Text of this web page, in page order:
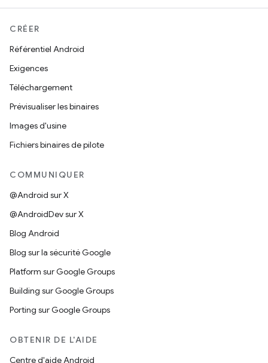
CRÉER
Référentiel Android
Exigences
Téléchargement
Prévisualiser les binaires
Images d'usine
Fichiers binaires de pilote
COMMUNIQUER
@Android sur X
@AndroidDev sur X
Blog Android
Blog sur la sécurité Google
Platform sur Google Groups
Building sur Google Groups
Porting sur Google Groups
OBTENIR DE L'AIDE
Centre d'aide Android